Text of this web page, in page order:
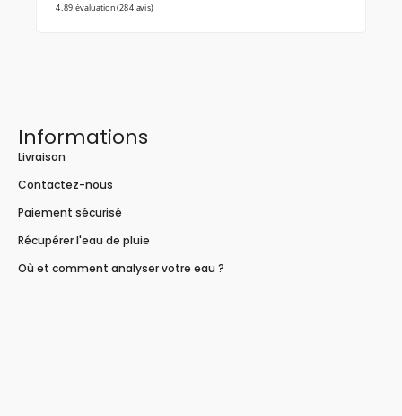
4.89 évaluation(284 avis)
Informations
Livraison
Contactez-nous
Paiement sécurisé
Récupérer l'eau de pluie
Où et comment analyser votre eau ?